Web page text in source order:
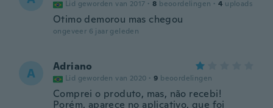
Lid geworden van 2017 · 8 beoordelingen · 4 uploads
Otimo demorou mas chegou
ongeveer 6 jaar geleden
A Adriano
Lid geworden van 2020 · 9 beoordelingen
Comprei o produto, mas, não recebi!
Porém, aparece no aplicativo, que foi